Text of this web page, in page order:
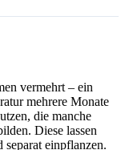
vermehrt – ein
mehrere Monate
die manche
Diese lassen
einpflanzen.